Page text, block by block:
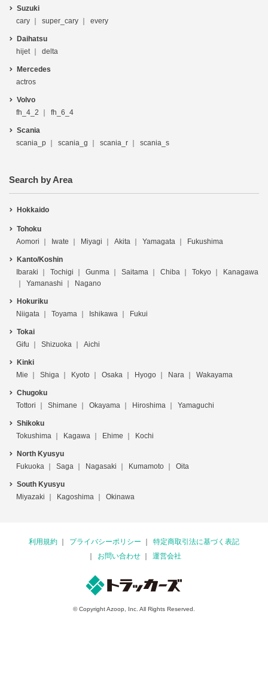
Suzuki
cary
super_cary every
Daihatsu
hijet
delta
Mercedes
actros
Volvo
fh_4_2
fh_6_4
Scania
scania_p
scania_g scania_r scania_s
Search by Area
Hokkaido
Tohoku
Aomori
Iwate Miyagi Akita Yamagata Fukushima
Kanto/Koshin
Ibaraki
Tochigi Gunma Saitama Chiba Tokyo
Kanagawa
Yamanashi
Nagano
Hokuriku
Niigata
Toyama Ishikawa Fukui
Tokai
Gifu
Shizuoka Aichi
Kinki
Mie
Shiga Kyoto Osaka Hyogo Nara Wakayama
Chugoku
Tottori
Shimane Okayama Hiroshima Yamaguchi
Shikoku
Tokushima
Kagawa Ehime Kochi
North Kyusyu
Fukuoka
Saga Nagasaki Kumamoto Oita
South Kyusyu
Miyazaki
Kagoshima Okinawa
利用規約 プライバシーポリシー
特定商取引法に基づく表記
お問い合わせ
運営会社
© Copyright Azoop, Inc. All Rights Reserved.